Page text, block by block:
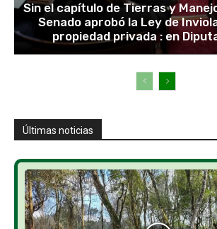
Sin el capítulo de Tierras y
Senado aprobó la Ley de
propiedad privada : en
Últimas noticias